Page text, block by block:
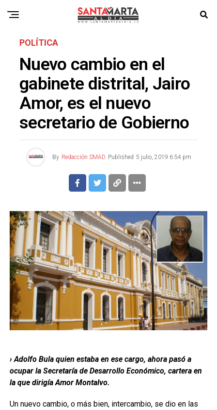
POLÍTICA
Nuevo cambio en el
gabinete distrital, Jairo
Amor, es el nuevo
secretario de Gobierno
By Redacción SMAD Published 5 julio, 2019 6:54 pm
› Adolfo Bula quien estaba en ese cargo, ahora pasó a
ocupar la Secretaría de Desarrollo Económico, cartera en
la que dirigía Amor Montalvo.
Un nuevo cambio, o más bien, intercambio, se dio en las